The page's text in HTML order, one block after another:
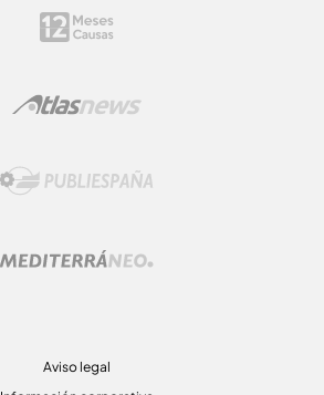
Aviso legal